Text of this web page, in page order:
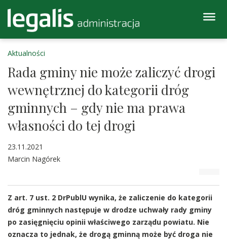
Aktualności
Rada gminy nie może zaliczyć drogi
wewnętrznej do kategorii dróg
gminnych – gdy nie ma prawa
własności do tej drogi
23.11.2021
Marcin Nagórek
Z art. 7 ust. 2 DrPublU wynika, że zaliczenie do kategorii
dróg gminnych następuje w drodze uchwały rady gminy
po zasięgnięciu opinii właściwego zarządu powiatu. Nie
oznacza to jednak, że drogą gminną może być droga nie